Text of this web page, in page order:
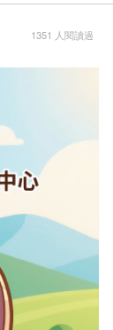
1351 人閱讀過